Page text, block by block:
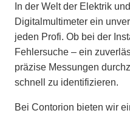
In der Welt der Elektrik
Digitalmultimeter ein
jeden Profi. Ob bei der
Fehlersuche – ein
präzise Messungen
schnell zu identifizieren.
Bei Contorion bieten wir